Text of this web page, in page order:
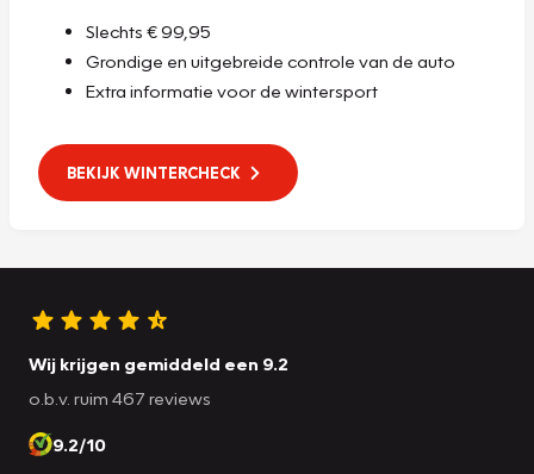
Slechts € 99,95
Grondige en uitgebreide controle van de auto
Extra informatie voor de wintersport
BEKIJK WINTERCHECK
Wij krijgen gemiddeld een 9.2
o.b.v. ruim 467 reviews
9.2/10